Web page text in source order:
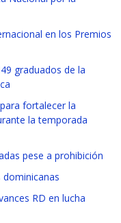
en los Premios
graduados de la
fortalecer la
la temporada
pese a prohibición
RD en lucha